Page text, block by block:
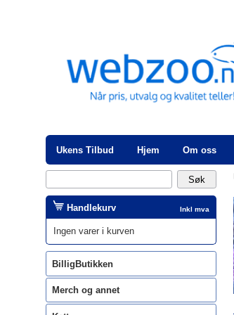
Ukens Tilbud Hjem Om oss
Inkl mva
Handlekurv
Ingen varer i kurven
BilligButikken
Merch og annet